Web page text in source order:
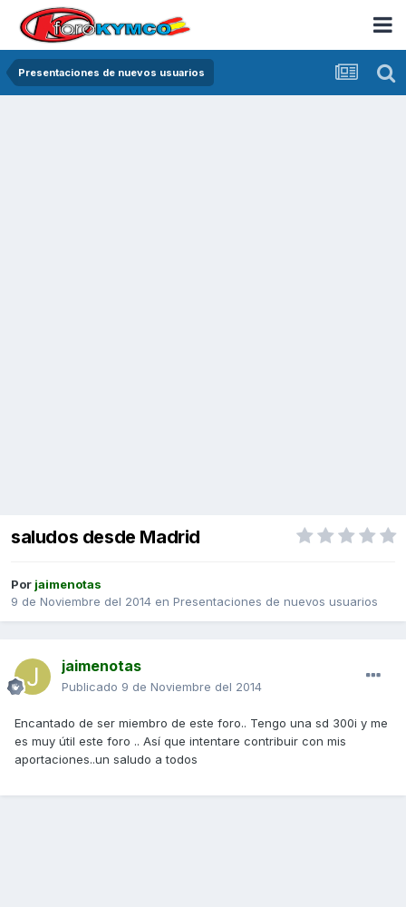
Presentaciones de nuevos usuarios
saludos desde Madrid
Por jaimenotas
9 de Noviembre del 2014 en Presentaciones de nuevos usuarios
jaimenotas
Publicado 9 de Noviembre del 2014
Encantado de ser miembro de este foro.. Tengo una sd 300i y me
es muy útil este foro .. Así que intentare contribuir con mis
aportaciones..un saludo a todos